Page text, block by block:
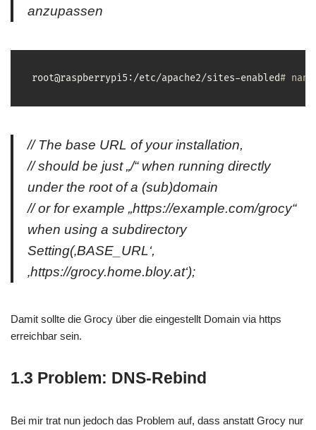
anzupassen
root@raspberrypi5:/etc/apache2/sites-enabled#
// The base URL of your installation,
// should be just „/“ when running directly
under the root of a (sub)domain
// or for example „https://example.com/grocy“
when using a subdirectory
Setting(‚BASE_URL‘,
‚https://grocy.home.bloy.at‘);
Damit sollte die Grocy über die eingestellt Domain via https
erreichbar sein.
1.3 Problem: DNS-Rebind
Bei mir trat nun jedoch das Problem auf, dass anstatt Grocy nur